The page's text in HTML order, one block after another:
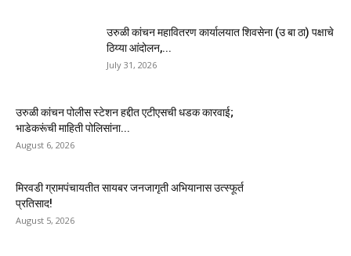
उरुळी कांचन महावितरण कार्यालयात शिवसेना (उ बा ठा) पक्षाचे
ठिय्या आंदोलन,...
July 31, 2026
उरुळी कांचन पोलीस स्टेशन हद्दीत एटीएसची धडक कारवाई;
भाडेकरूंची माहिती पोलिसांना...
August 6, 2026
मिरवडी ग्रामपंचायतीत सायबर जनजागृती अभियानास उत्स्फूर्त
प्रतिसाद!
August 5, 2026